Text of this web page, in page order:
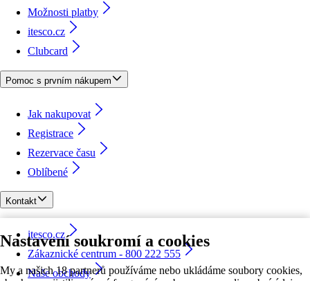
Nastavení soukromí a cookies
My a našich 18 partnerů používáme nebo ukládáme soubory cookies,
Možnosti platby
itesco.cz
Clubcard
Pomoc s prvním nákupem
Jak nakupovat
Registrace
Rezervace času
Oblíbené
Kontakt
itesco.cz
Zákaznické centrum - 800 222 555
Naše obchody